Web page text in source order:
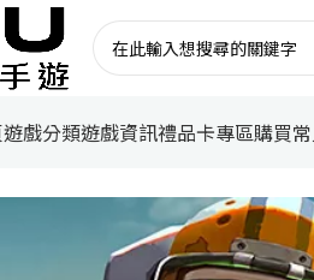
遊戲分類遊戲資訊禮品卡專區購買